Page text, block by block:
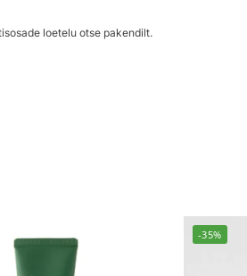
loetelu otse pakendilt.
-35%